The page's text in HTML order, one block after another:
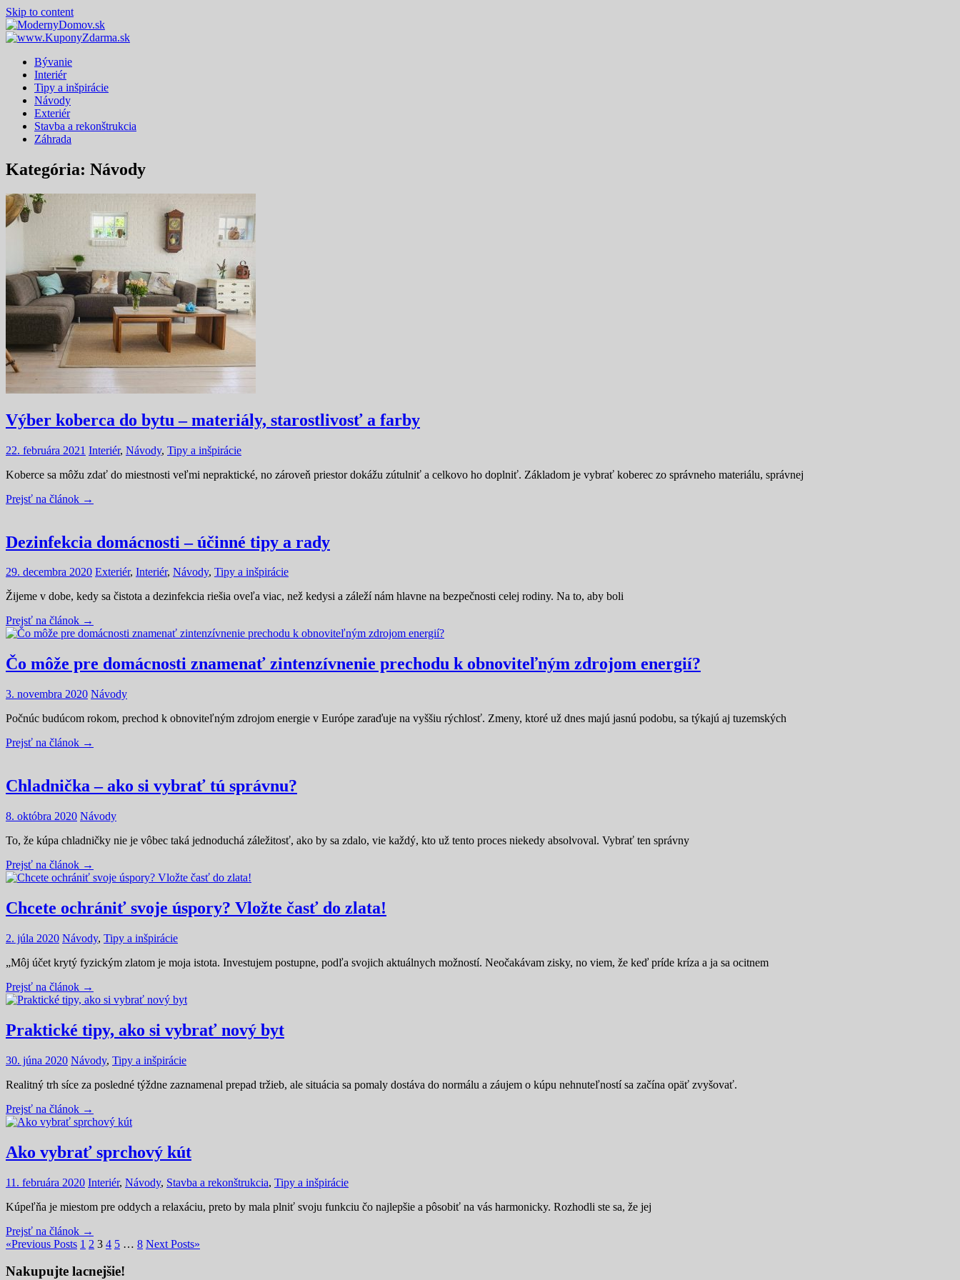
Skip to content
Bývanie
Interiér
Tipy a inšpirácie
Návody
Exteriér
Stavba a rekonštrukcia
Záhrada
Kategória: Návody
Výber koberca do bytu – materiály, starostlivosť a farby
22. februára 2021 Interiér, Návody, Tipy a inšpirácie
Koberce sa môžu zdať do miestnosti veľmi nepraktické, no zároveň priestor dokážu zútulniť a celkovo ho doplniť. Základom je vybrať koberec zo správneho materiálu, správnej
Prejsť na článok →
Dezinfekcia domácnosti – účinné tipy a rady
29. decembra 2020 Exteriér, Interiér, Návody, Tipy a inšpirácie
Žijeme v dobe, kedy sa čistota a dezinfekcia riešia oveľa viac, než kedysi a záleží nám hlavne na bezpečnosti celej rodiny. Na to, aby boli
Prejsť na článok →
Čo môže pre domácnosti znamenať zintenzívnenie prechodu k obnoviteľným zdrojom energií?
3. novembra 2020 Návody
Počnúc budúcom rokom, prechod k obnoviteľným zdrojom energie v Európe zaraďuje na vyššiu rýchlosť. Zmeny, ktoré už dnes majú jasnú podobu, sa týkajú aj tuzemských
Prejsť na článok →
Chladnička – ako si vybrať tú správnu?
8. októbra 2020 Návody
To, že kúpa chladničky nie je vôbec taká jednoduchá záležitosť, ako by sa zdalo, vie každý, kto už tento proces niekedy absolvoval. Vybrať ten správny
Prejsť na článok →
Chcete ochrániť svoje úspory? Vložte časť do zlata!
2. júla 2020 Návody, Tipy a inšpirácie
„Môj účet krytý fyzickým zlatom je moja istota. Investujem postupne, podľa svojich aktuálnych možností. Neočakávam zisky, no viem, že keď príde kríza a ja sa ocitnem
Prejsť na článok →
Praktické tipy, ako si vybrať nový byt
30. júna 2020 Návody, Tipy a inšpirácie
Realitný trh síce za posledné týždne zaznamenal prepad tržieb, ale situácia sa pomaly dostáva do normálu a záujem o kúpu nehnuteľností sa začína opäť zvyšovať.
Prejsť na článok →
Ako vybrať sprchový kút
11. februára 2020 Interiér, Návody, Stavba a rekonštrukcia, Tipy a inšpirácie
Kúpeľňa je miestom pre oddych a relaxáciu, preto by mala plniť svoju funkciu čo najlepšie a pôsobiť na vás harmonicky. Rozhodli ste sa, že jej
Prejsť na článok →
«Previous Posts 1 2 3 4 5 … 8 Next Posts»
Nakupujte lacnejšie!